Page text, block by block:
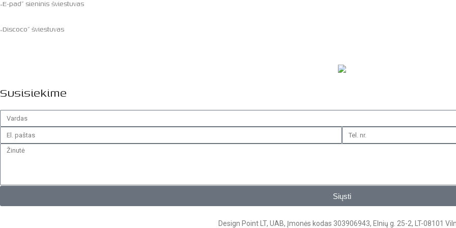
„E-pad” sieninis šviestuvas
„Discoco” šviestuvas
Susisiekime
Siųsti
Design Point LT, UAB, Įmonės kodas 303906943, Elnių g. 25-2, LT-08101